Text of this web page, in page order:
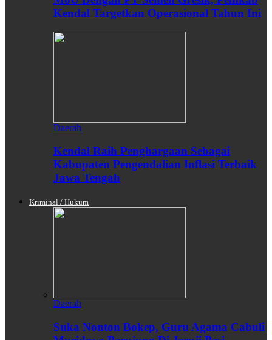
Kendal Targetkan Operasional Tahun Ini
Daerah
Kendal Raih Penghargaan Sebagai
Kabupaten Pengendalian Inflasi Terbaik
Jawa Tengah
Kriminal / Hukum
Daerah
Suka Nonton Bokep, Guru Agama Cabuli